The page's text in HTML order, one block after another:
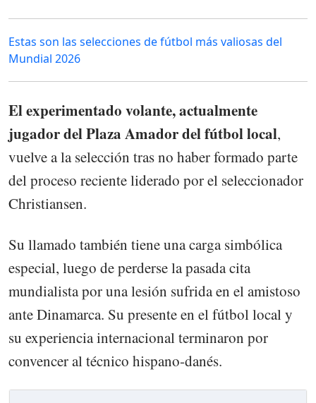
Estas son las selecciones de fútbol más valiosas del
Mundial 2026
El experimentado volante, actualmente
jugador del Plaza Amador del fútbol local,
vuelve a la selección tras no haber formado parte
del proceso reciente liderado por el seleccionador
Christiansen.
Su llamado también tiene una carga simbólica
especial, luego de perderse la pasada cita
mundialista por una lesión sufrida en el amistoso
ante Dinamarca. Su presente en el fútbol local y
su experiencia internacional terminaron por
convencer al técnico hispano-danés.